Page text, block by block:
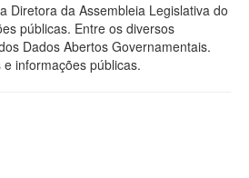
Diretora da Assembleia Legislativa do
públicas. Entre os diversos
Dados Abertos Governamentais.
informações públicas.